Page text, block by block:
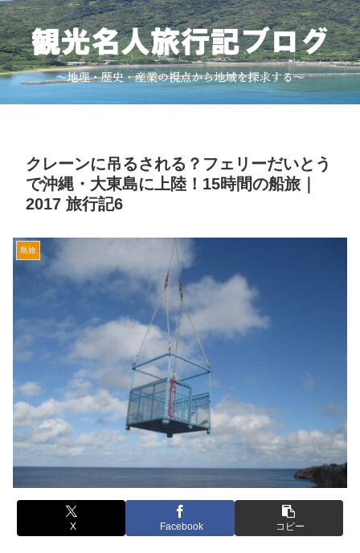
クレーンに吊るされる？フェリーだいとう
で沖縄・大東島に上陸！15時間の船旅｜
2017 旅行記6
島旅
X Facebook コピー